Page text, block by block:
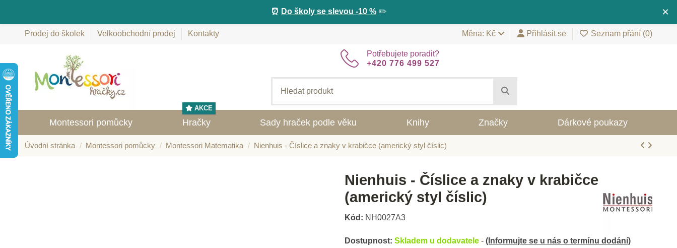
×
⏰ Do školy se slevou -10 % ✏️
Prodej do školek Velkoobchodní prodej Kontakty Měna: Kč Přihlásit se Seznam přání (0)
Potřebujete poradit?
+420 776 499 527
Montessori pomůcky Hračky
AKCE
Sady hraček podle věku Knihy Značky Dárkové poukazy
Úvodní stránka Montessori pomůcky Montessori Matematika Nienhuis - Číslice a znaky v krabičce (americký styl číslic)
Nienhuis - Číslice a znaky v krabičce
(americký styl číslic)
Kód: NH0027A3
Dostupnost: Skladem u dodavatele - (Informujte se u nás o termínu dodání)